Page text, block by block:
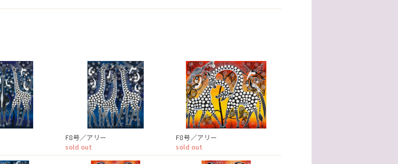
F8号／アリー
sold out
F8号／アリー
sold out